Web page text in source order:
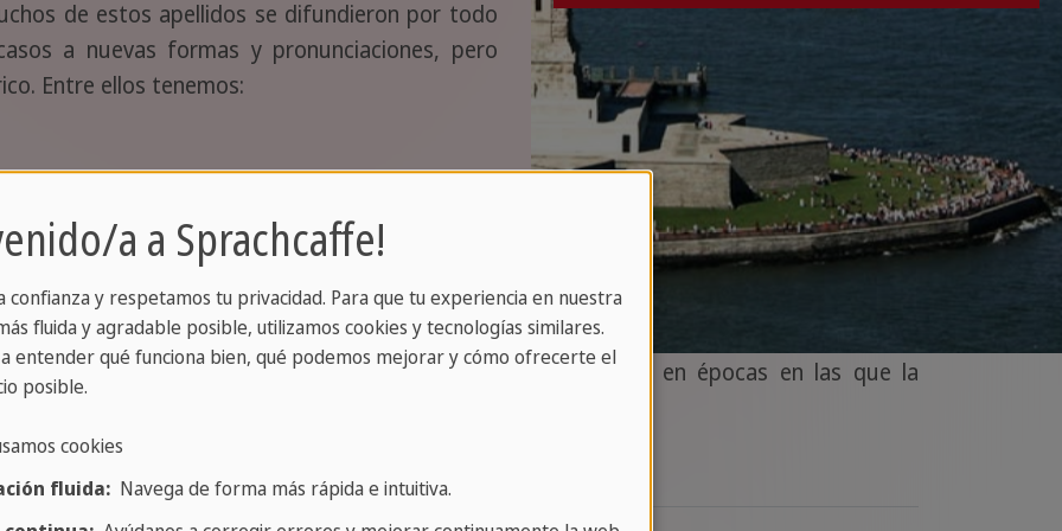
de estos apellidos se difundieron por todo
a nuevas formas y pronunciaciones, pero
Entre ellos tenemos:
lugares:
derivados de ciudades o regiones -como
también es común encontrar apellidos que
Estos apellidos surgieron como una forma
lugar de nacimiento, residencia o propiedad, especialmente en épocas en las que la
se organizaban en torno a aldeas o territorios concretos.
a a Sprachcaffe!
confianza y respetamos tu privacidad. Para que tu experiencia en nuestra
fluida y agradable posible, utilizamos cookies y tecnologías similares.
a entender qué funciona bien, qué podemos mejorar y cómo ofrecerte el
posible.
cookies
fluida:Navega de forma más rápida e intuitiva.